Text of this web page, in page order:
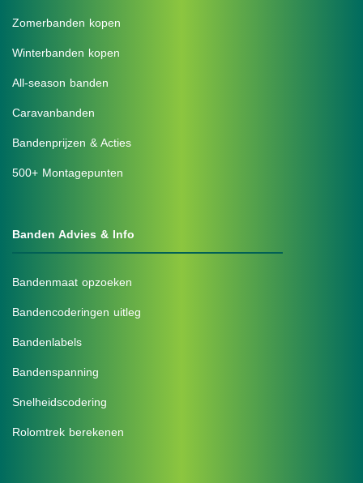
Zomerbanden kopen
Winterbanden kopen
All-season banden
Caravanbanden
Bandenprijzen & Acties
500+ Montagepunten
Banden Advies & Info
Bandenmaat opzoeken
Bandencoderingen uitleg
Bandenlabels
Bandenspanning
Snelheidscodering
Rolomtrek berekenen